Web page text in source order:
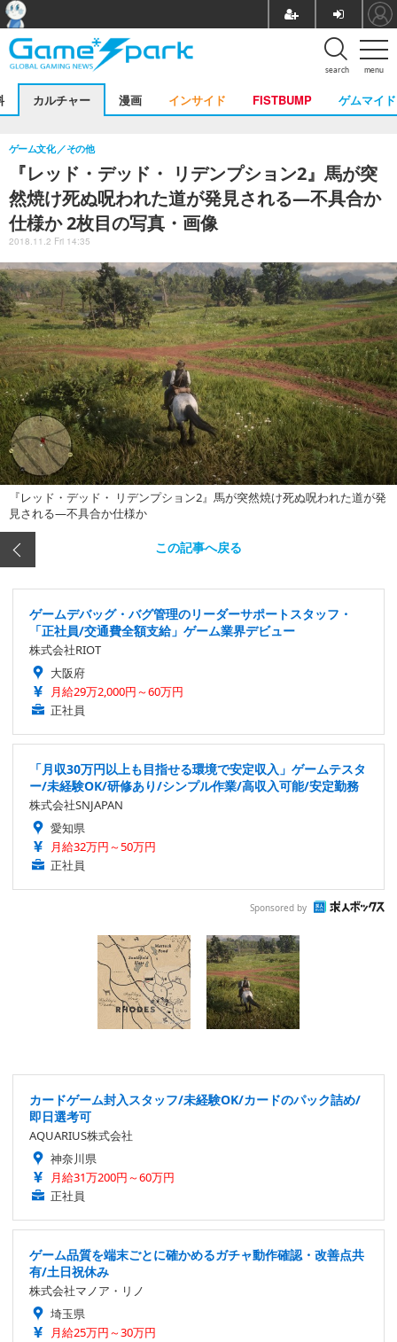
menu
search
カルチャー 漫画 インサイド FISTBUMP ゲムマイド
『レッド・デッド・ リデンプション2』馬が突
然焼け死ぬ呪われた道が発見される―不具合か
仕様か 2枚目の写真・画像
ゲーム文化 その他
2018.11.2 Fri 14:35
『レッド・デッド・ リデンプション2』馬が突然焼け死ぬ呪われた道が発
見される―不具合か仕様か
この記事へ戻る
ゲームデバッグ・バグ管理のリーダーサポートスタッフ・
「正社員/交通費全額支給」ゲーム業界デビュー
株式会社RIOT
大阪府
月給29万2,000円～60万円
正社員
「月収30万円以上も目指せる環境で安定収入」ゲームテスタ
ー/未経験OK/研修あり/シンプル作業/高収入可能/安定勤務
株式会社SNJAPAN
愛知県
月給32万円～50万円
正社員
Sponsored by
カードゲーム封入スタッフ/未経験OK/カードのパック詰め/
即日選考可
AQUARIUS株式会社
神奈川県
月給31万200円～60万円
正社員
ゲーム品質を端末ごとに確かめるガチャ動作確認・改善点共
有/土日祝休み
株式会社マノア・リノ
埼玉県
月給25万円～30万円